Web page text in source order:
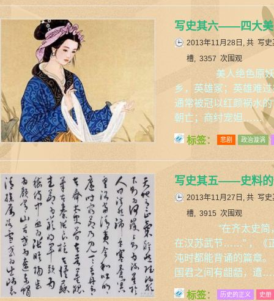
写史其六——四大
2013年11月28日, 共 写
槽, 3357 次围观
美人绝色原妖
乡，英雄冢；英雄难
通常被冠以红颜祸水
朝亡；商纣宠妲……
标签： 悲剧 政治漩涡
写史其五——史料
2013年11月27日, 共 写
槽, 3915 次围观
“在齐太史简，
在汉苏武节……” ，《
沌时都能背诵的篇
国君之间有龃龉，遭
标签： 历史的正义 史册